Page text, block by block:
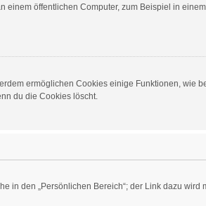
öffentlichen Computer, zum Beispiel in
ermöglichen Cookies einige Funktionen, wie
du die Cookies löscht.
den „Persönlichen Bereich“; der Link dazu wird